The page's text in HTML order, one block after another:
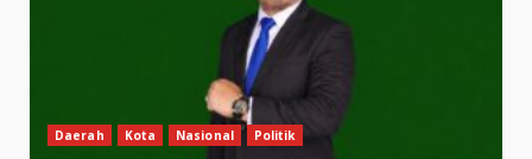
Daerah Kota Nasional Politik